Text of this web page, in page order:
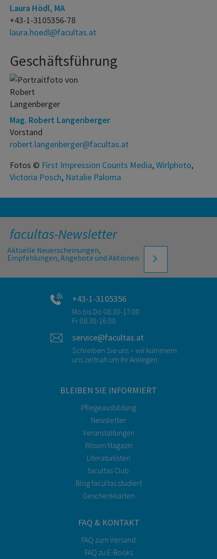
Laura Hödl, MA
+43-1-3105356-78
laura.hoedl@facultas.at
Geschäftsführung
Mag. Robert Langenberger
Vorstand
robert.langenberger@facultas.at
Fotos © First Impression Counts Media,Wirlphoto,
Victoria Posch, Natalie Paloma
facultas-Newsletter
Aktuelle Neuerscheinungen,
Empfehlungen, Angebote und Aktionen
+43-1-3105356
Mo bis Do 08:30-17:00
Fr 08:30-16:00
service@facultas.at
Schreiben Sie uns – wir kümmern
uns zeitnah um Ihr Anliegen.
BLEIBEN SIE INFORMIERT
Pflegeausbildung
Newsletter
Veranstaltungen
Wissen Magazin
Literaturlisten
facultas Club
Blog facultas.studiert
Geschenkkarten
FAQ & KONTAKT
FAQ zum Versand
FAQ zu E-Books